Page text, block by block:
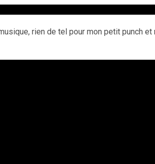
rien de tel pour mon petit punch et